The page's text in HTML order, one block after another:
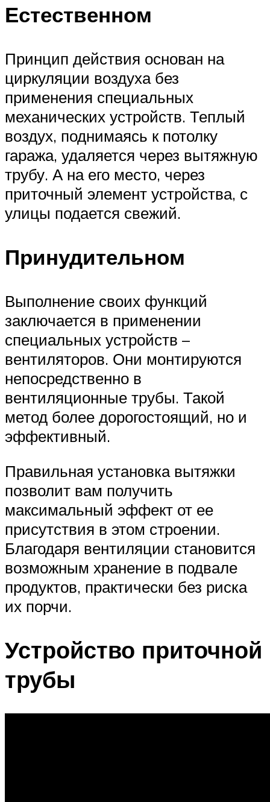
Естественном
Принцип действия основан на
циркуляции воздуха без
применения специальных
механических устройств. Теплый
воздух, поднимаясь к потолку
гаража, удаляется через вытяжную
трубу. А на его место, через
приточный элемент устройства, с
улицы подается свежий.
Принудительном
Выполнение своих функций
заключается в применении
специальных устройств –
вентиляторов. Они монтируются
непосредственно в
вентиляционные трубы. Такой
метод более дорогостоящий, но и
эффективный.
Правильная установка вытяжки
позволит вам получить
максимальный эффект от ее
присутствия в этом строении.
Благодаря вентиляции становится
возможным хранение в подвале
продуктов, практически без риска
их порчи.
Устройство приточной
трубы